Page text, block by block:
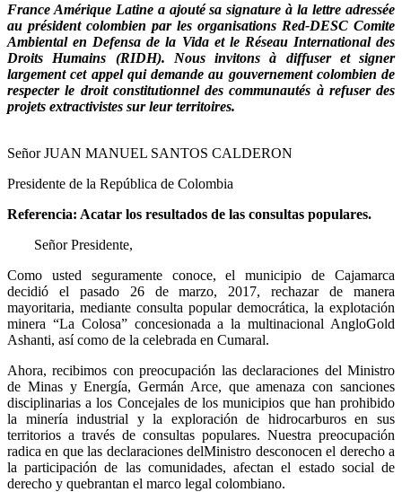
France Amérique Latine a ajouté sa signature à la lettre adressée
au président colombien par les organisations Red-DESC Comite
Ambiental en Defensa de la Vida et le Réseau International des
Droits Humains (RIDH). Nous invitons à diffuser et signer
largement cet appel qui demande au gouvernement colombien de
respecter le droit constitutionnel des communautés à refuser des
projets extractivistes sur leur territoires.
Señor JUAN MANUEL SANTOS CALDERON
Presidente de la República de Colombia
Referencia: Acatar los resultados de las consultas populares.
Señor Presidente,
Como usted seguramente conoce, el municipio de Cajamarca
decidió el pasado 26 de marzo, 2017, rechazar de manera
mayoritaria, mediante consulta popular democrática, la explotación
minera “La Colosa” concesionada a la multinacional AngloGold
Ashanti, así como de la celebrada en Cumaral.
Ahora, recibimos con preocupación las declaraciones del Ministro
de Minas y Energía, Germán Arce, que amenaza con sanciones
disciplinarias a los Concejales de los municipios que han prohibido
la minería industrial y la exploración de hidrocarburos en sus
territorios a través de consultas populares. Nuestra preocupación
radica en que las declaraciones delMinistro desconocen el derecho a
la participación de las comunidades, afectan el estado social de
derecho y quebrantan el marco legal colombiano.